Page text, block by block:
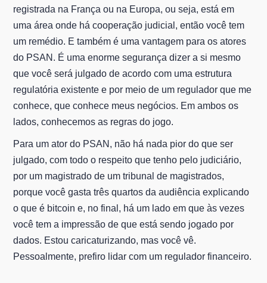
registrada na França ou na Europa, ou seja, está em
uma área onde há cooperação judicial, então você tem
um remédio. E também é uma vantagem para os atores
do PSAN. É uma enorme segurança dizer a si mesmo
que você será julgado de acordo com uma estrutura
regulatória existente e por meio de um regulador que me
conhece, que conhece meus negócios. Em ambos os
lados, conhecemos as regras do jogo.
Para um ator do PSAN, não há nada pior do que ser
julgado, com todo o respeito que tenho pelo judiciário,
por um magistrado de um tribunal de magistrados,
porque você gasta três quartos da audiência explicando
o que é bitcoin e, no final, há um lado em que às vezes
você tem a impressão de que está sendo jogado por
dados. Estou caricaturizando, mas você vê.
Pessoalmente, prefiro lidar com um regulador financeiro.